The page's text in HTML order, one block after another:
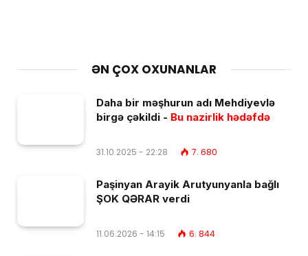
ƏN ÇOX OXUNANLAR
Daha bir məşhurun adı Mehdiyevlə
birgə çəkildi - Bu nazirlik hədəfdə
31.10.2025 - 22:28 7. 680
Paşinyan Arayik Arutyunyanla bağlı
ŞOK QƏRAR verdi
11.06.2026 - 14:15 6. 844